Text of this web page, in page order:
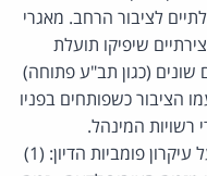
לציבור הרחב. מאגרי
שיפיקו תועלת
שונים (כגון תב"ע פתוחה)
הציבור כשפותחים בפניו
רשויות המינהל.
הפסיקה מזכירה 3 טעמים לשמירה על עיקרון פומביות הדיון: (1)